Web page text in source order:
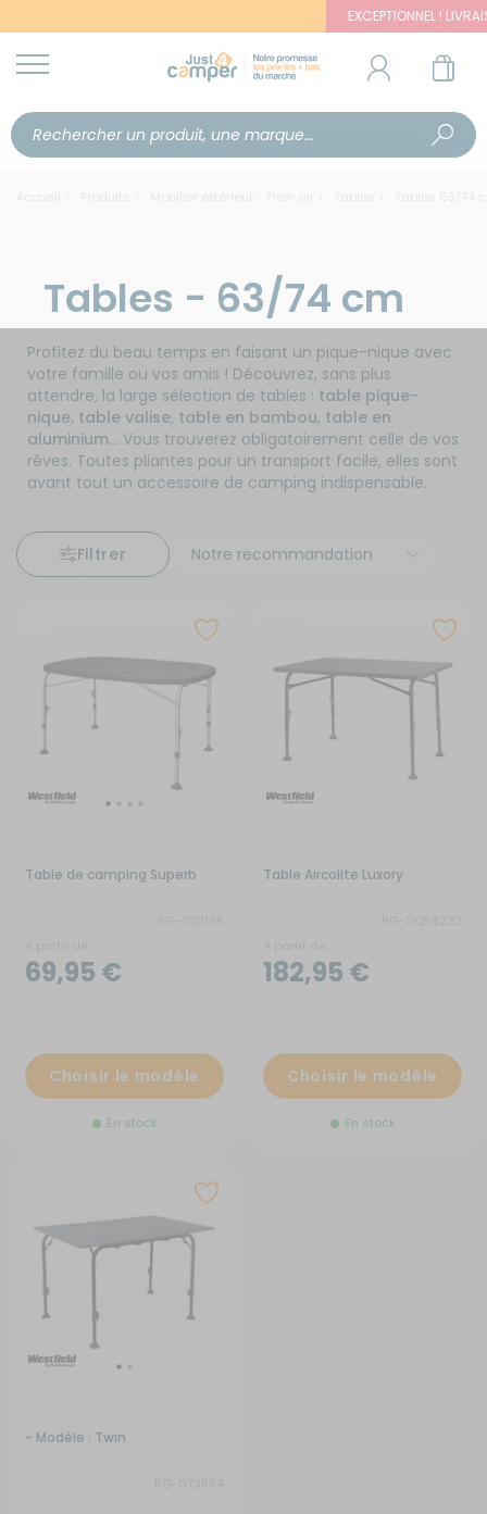
EXCEPTIONNEL !
Accueil Produits Mobilier extérieur - Plein air Tables Tables 63/74
Tables - 63/74 cm
Profitez du beau temps en faisant un pique-nique avec
votre famille ou vos amis ! Découvrez, sans plus
attendre, la large sélection de tables : table pique-
nique, table valise, table en bambou, table en
aluminium... Vous trouverez obligatoirement celle de vos
rêves. Toutes pliantes pour un transport facile, elles sont
avant tout un accessoire de camping indispensable.
Filtrer
Table de camping Superb
69,95 €
Choisir le modèle
En stock
Table Aircolite Luxory
182,95 €
Choisir le modèle
En stock
- Modèle : Twin